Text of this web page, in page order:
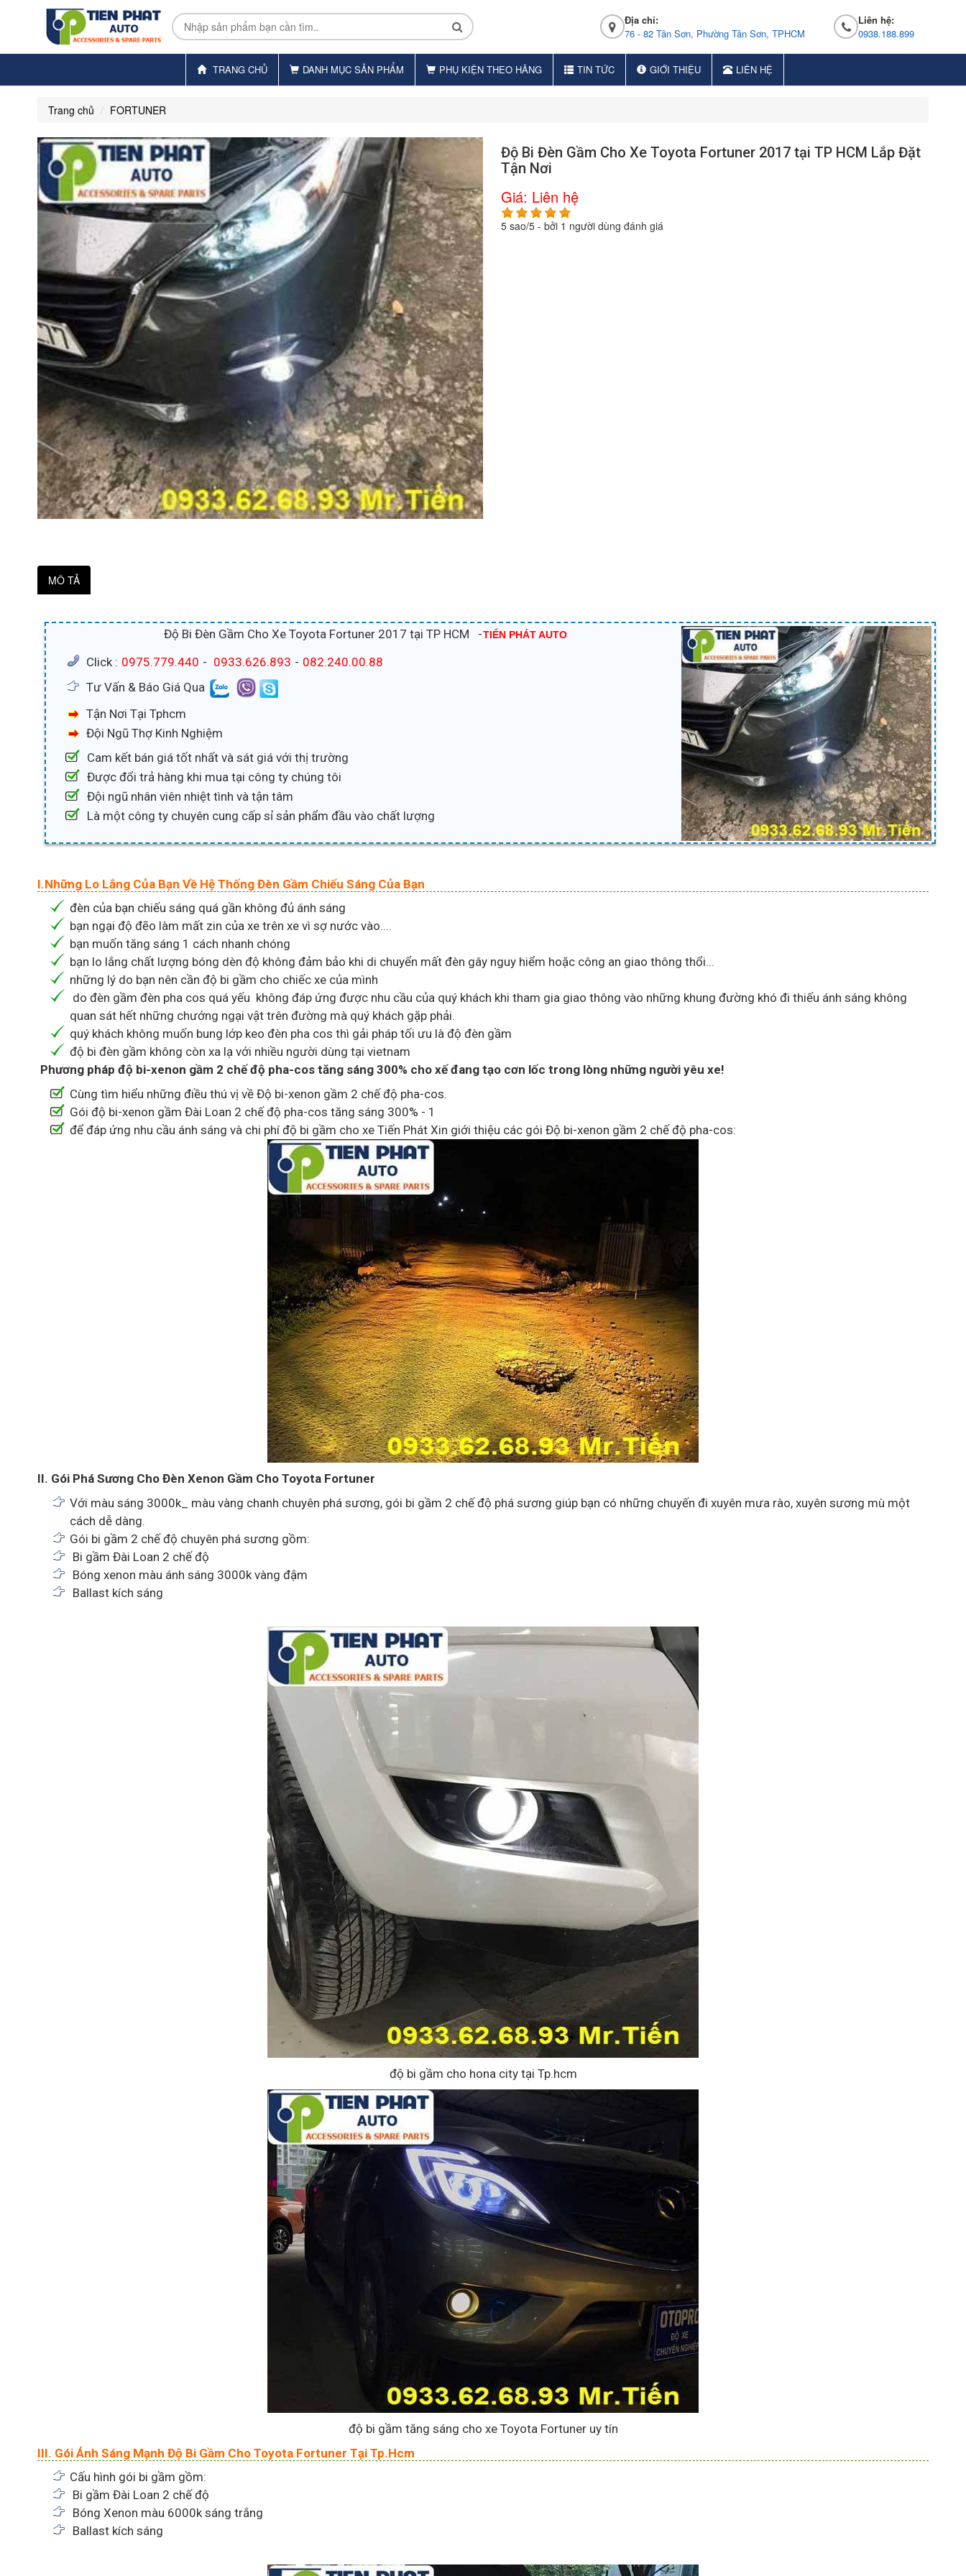
Địa chỉ:
76 - 82 Tân Sơn, Phường Tân Sơn, TPHCM
Liên hệ:
0938.188.899
TRANG CHỦ DANH MỤC SẢN PHẨM PHỤ KIỆN THEO HÃNG TIN TỨC GIỚI THIỆU LIÊN HỆ
Trang chủ FORTUNER
Độ Bi Đèn Gầm Cho Xe Toyota Fortuner 2017 tại TP HCM Lắp Đặt
Tận Nơi
Giá: Liên hệ
5sao/5- bởi 1 người dùng đánh giá
MÔ TẢ
Độ Bi Đèn Gầm Cho Xe Toyota Fortuner 2017 tại TP HCM -TIẾN PHÁT AUTO
Click : 0975.779.440 - 0933.626.893 - 082.240.00.88
Tư Vấn & Báo Giá Qua
Tận Nơi Tại Tphcm
Đội Ngũ Thợ Kinh Nghiệm
Cam kết bán giá tốt nhất và sát giá với thị trường
Được đổi trả hàng khi mua tại công ty chúng tôi
Đội ngũ nhân viên nhiệt tình và tận tâm
Là một công ty chuyên cung cấp sỉ sản phẩm đầu vào chất lượng
I.Những Lo Lắng Của Bạn Về Hệ Thống Đèn Gầm Chiếu Sáng Của Bạn
đèn của bạn chiếu sáng quá gần không đủ ánh sáng
bạn ngại độ đẽo làm mất zin của xe trên xe vì sợ nước vào....
bạn muốn tăng sáng 1 cách nhanh chóng
bạn lo lắng chất lượng bóng dèn độ không đảm bảo khi di chuyển mất đèn gây nguy hiểm hoặc công an giao thông thổi...
những lý do bạn nên cần độ bi gầm cho chiếc xe của mình
do đèn gầm đèn pha cos quá yếu không đáp ứng được nhu cầu của quý khách khi tham gia giao thông vào những khung đường khó đi thiếu ánh sáng không
quan sát hết những chướng ngại vật trên đường mà quý khách gặp phải.
quý khách không muốn bung lớp keo đèn pha cos thì gải pháp tối ưu là độ đèn gầm
độ bi đèn gầm không còn xa lạ với nhiều người dùng tại vietnam
Phương pháp độ bi-xenon gầm 2 chế độ pha-cos tăng sáng 300% cho xế đang tạo cơn lốc trong lòng những người yêu xe!
Cùng tìm hiểu những điều thú vị về Độ bi-xenon gầm 2 chế độ pha-cos.
Gói độ bi-xenon gầm Đài Loan 2 chế độ pha-cos tăng sáng 300% - 1
để đáp ứng nhu cầu ánh sáng và chi phí độ bi gầm cho xe Tiến Phát Xin giới thiệu các gói Độ bi-xenon gầm 2 chế độ pha-cos:
II. Gói Phá Sương Cho Đèn Xenon Gầm Cho Toyota Fortuner
Với màu sáng 3000k_ màu vàng chanh chuyên phá sương, gói bi gầm 2 chế độ phá sương giúp bạn có những chuyến đi xuyên mưa rào, xuyên sương mù một
cách dễ dàng.
Gói bi gầm 2 chế độ chuyên phá sương gồm:
Bi gầm Đài Loan 2 chế độ
Bóng xenon màu ánh sáng 3000k vàng đậm
Ballast kích sáng
độ bi gầm cho hona city tại Tp.hcm
độ bi gầm tăng sáng cho xe Toyota Fortuner uy tín
III. Gói Ánh Sáng Mạnh Độ Bi Gầm Cho Toyota Fortuner Tại Tp.Hcm
Cấu hình gói bi gầm gồm:
Bi gầm Đài Loan 2 chế độ
Bóng Xenon màu 6000k sáng trắng
Ballast kích sáng